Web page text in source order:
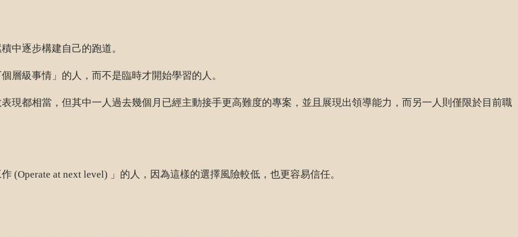
中逐步構建自己的跑道。
層級事情」的人，而不是臨時才開始學習的人。
現都相當，但其中一人過去幾個月已經主動接手更高難度的專案，並且展現出領導能力，而另一人則僅限於目前職
(Operate at next level) 」的人，因為這樣的選擇風險較低，也更容易信任。